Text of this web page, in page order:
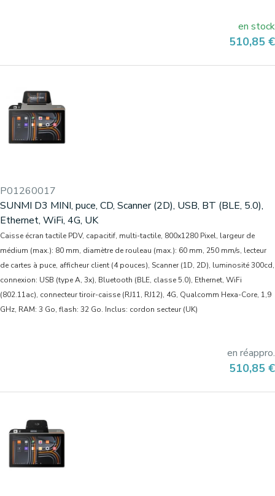
en stock
Prix
510,85 €
P01260017
SUNMI D3 MINI, puce, CD, Scanner (2D), USB, BT (BLE, 5.0),
Ethernet, WiFi, 4G, UK
Caisse écran tactile PDV, capacitif, multi-tactile, 800x1280 Pixel, largeur de
médium (max.): 80 mm, diamètre de rouleau (max.): 60 mm, 250 mm/s, lecteur
de cartes à puce, afficheur client (4 pouces), Scanner (1D, 2D), luminosité 300cd,
connexion: USB (type A, 3x), Bluetooth (BLE, classe 5.0), Ethernet, WiFi
(802.11ac), connecteur tiroir-caisse (RJ11, RJ12), 4G, Qualcomm Hexa-Core, 1,9
GHz, RAM: 3 Go, flash: 32 Go. Inclus: cordon secteur (UK)
en réappro.
Prix
510,85 €